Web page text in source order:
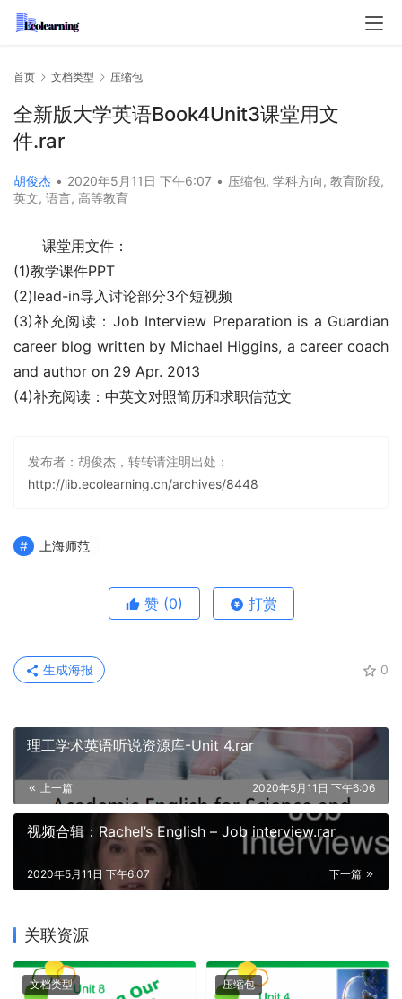
首页 文档类型 压缩包
全新版大学英语Book4Unit3课堂用文
件.rar
胡俊杰 • 2020年5月11日 下午6:07 • 压缩包, 学科方向, 教育阶段,
英文, 语言, 高等教育
课堂用文件：
(1)教学课件PPT
(2)lead-in导入讨论部分3个短视频
(3)补充阅读：Job Interview Preparation is a Guardian
career blog written by Michael Higgins, a career coach
and author on 29 Apr. 2013
(4)补充阅读：中英文对照简历和求职信范文
发布者：胡俊杰，转转请注明出处：
http://lib.ecolearning.cn/archives/8448
上海师范
赞 (0) 打赏
0
生成海报
理工学术英语听说资源库-Unit 4.rar
上一篇 2020年5月11日 下午6:06
视频合辑：Rachel’s English – Job interview.rar
下一篇
2020年5月11日 下午6:07
关联资源
文档类型 压缩包